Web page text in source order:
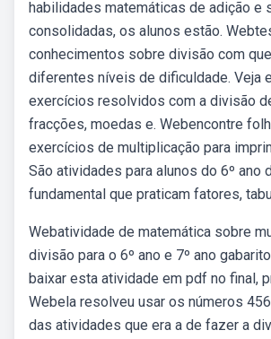
habilidades matemáticas de adição e
consolidadas, os alunos estão.
conhecimentos sobre divisão com
diferentes níveis de dificuldade. Veja
exercícios resolvidos com a divisão
fracções, moedas e. Webencontre
exercícios de multiplicação para
São atividades para alunos do 6º ano
fundamental que praticam fatores,
Webatividade de matemática sobre
divisão para o 6º ano e 7º ano
baixar esta atividade em pdf no final,
Webela resolveu usar os números
das atividades que era a de fazer a